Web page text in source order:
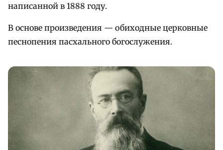
написанной в 1888 году.
В основе произведения — обиходные церковные
песнопения пасхального богослужения.